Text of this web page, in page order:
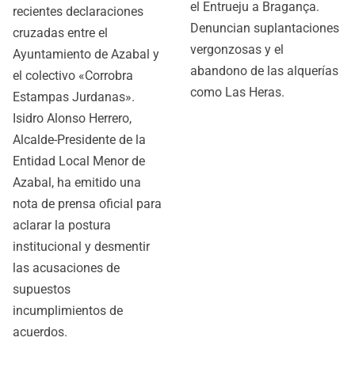
recientes declaraciones
cruzadas entre el
Ayuntamiento de Azabal y
el colectivo «Corrobra
Estampas Jurdanas».
Isidro Alonso Herrero,
Alcalde-Presidente de la
Entidad Local Menor de
Azabal, ha emitido una
nota de prensa oficial para
aclarar la postura
institucional y desmentir
las acusaciones de
supuestos
incumplimientos de
acuerdos.
el Entrueju a Bragança.
Denuncian suplantaciones
vergonzosas y el
abandono de las alquerías
como Las Heras.